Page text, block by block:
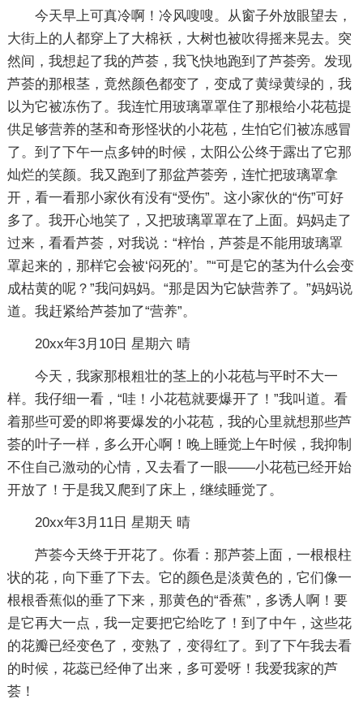
今天早上可真冷啊！冷风嗖嗖。从窗子外放眼望去，
大街上的人都穿上了大棉袄，大树也被吹得摇来晃去。突
然间，我想起了我的芦荟，我飞快地跑到了芦荟旁。发现
芦荟的那根茎，竟然颜色都变了，变成了黄绿黄绿的，我
以为它被冻伤了。我连忙用玻璃罩罩住了那根给小花苞提
供足够营养的茎和奇形怪状的小花苞，生怕它们被冻感冒
了。到了下午一点多钟的时候，太阳公公终于露出了它那
灿烂的笑颜。我又跑到了那盆芦荟旁，连忙把玻璃罩拿
开，看一看那小家伙有没有“受伤”。这小家伙的“伤”可好
多了。我开心地笑了，又把玻璃罩罩在了上面。妈妈走了
过来，看看芦荟，对我说：“梓怡，芦荟是不能用玻璃罩
罩起来的，那样它会被‘闷死的’。”“可是它的茎为什么会变
成枯黄的呢？”我问妈妈。“那是因为它缺营养了。”妈妈说
道。我赶紧给芦荟加了“营养”。
20xx年3月10日 星期六 晴
今天，我家那根粗壮的茎上的小花苞与平时不大一
样。我仔细一看，“哇！小花苞就要爆开了！”我叫道。看
着那些可爱的即将要爆发的小花苞，我的心里就想那些芦
荟的叶子一样，多么开心啊！晚上睡觉上午时候，我抑制
不住自己激动的心情，又去看了一眼——小花苞已经开始
开放了！于是我又爬到了床上，继续睡觉了。
20xx年3月11日 星期天 晴
芦荟今天终于开花了。你看：那芦荟上面，一根根柱
状的花，向下垂了下去。它的颜色是淡黄色的，它们像一
根根香蕉似的垂了下来，那黄色的“香蕉”，多诱人啊！要
是它再大一点，我一定要把它给吃了！到了中午，这些花
的花瓣已经变色了，变熟了，变得红了。到了下午我去看
的时候，花蕊已经伸了出来，多可爱呀！我爱我家的芦
荟！